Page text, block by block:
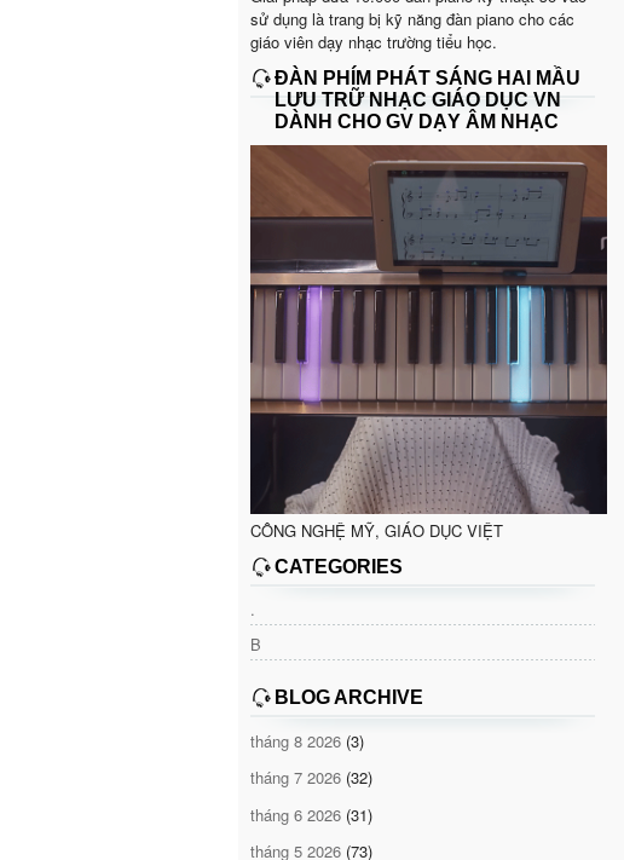
sử dụng là trang bị kỹ năng đàn piano cho các
giáo viên dạy nhạc trường tiểu học.
ĐÀN PHÍM PHÁT SÁNG HAI MẦU
LƯU TRỮ NHẠC GIÁO DỤC VN
DÀNH CHO GV DẠY ÂM NHẠC
CÔNG NGHỆ MỸ, GIÁO DỤC VIỆT
CATEGORIES
.
B
BLOG ARCHIVE
tháng 8 2026 (3)
tháng 7 2026 (32)
tháng 6 2026 (31)
tháng 5 2026 (73)